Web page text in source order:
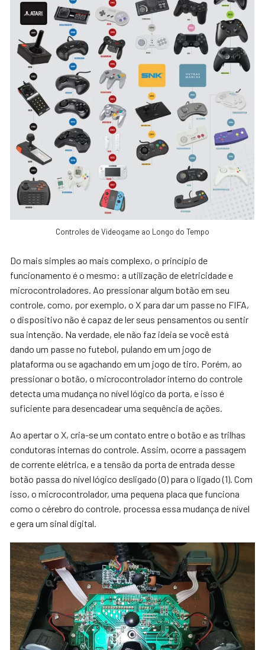
Controles de Videogame ao Longo do Tempo
Do mais simples ao mais complexo, o princípio de
funcionamento é o mesmo: a utilização de eletricidade e
microcontroladores. Ao pressionar algum botão em seu
controle, como, por exemplo, o X para dar um passe no FIFA,
o dispositivo não é capaz de ler seus pensamentos ou sentir
sua intenção. Na verdade, ele não faz ideia se você está
dando um passe no futebol, pulando em um jogo de
plataforma ou se agachando em um jogo de tiro. Porém, ao
pressionar o botão, o microcontrolador interno do controle
detecta uma mudança no nível lógico da porta, e isso é
suficiente para desencadear uma sequência de ações.
Ao apertar o X, cria-se um contato entre o botão e as trilhas
condutoras internas do controle. Assim, ocorre a passagem
de corrente elétrica, e a tensão da porta de entrada desse
botão passa do nível lógico desligado (0) para o ligado (1). Com
isso, o microcontrolador, uma pequena placa que funciona
como o cérebro do controle, processa essa mudança de nível
e gera um sinal digital.